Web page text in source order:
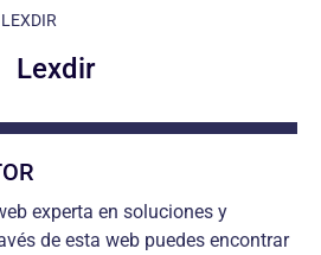
Lexdir
experta en soluciones y
de esta web puedes encontrar